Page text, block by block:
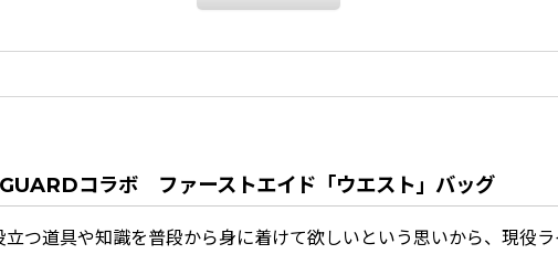
コラボ ファーストエイド「ウエスト」バッグ
立つ道具や知識を普段から身に着けて欲しいという思いから、現役